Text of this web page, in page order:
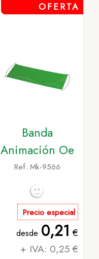
OFERTA
Banda
Animación Oe
Ref. Mk-9566
Precio especial
desde 0,21 €
+ IVA: 0,25 €